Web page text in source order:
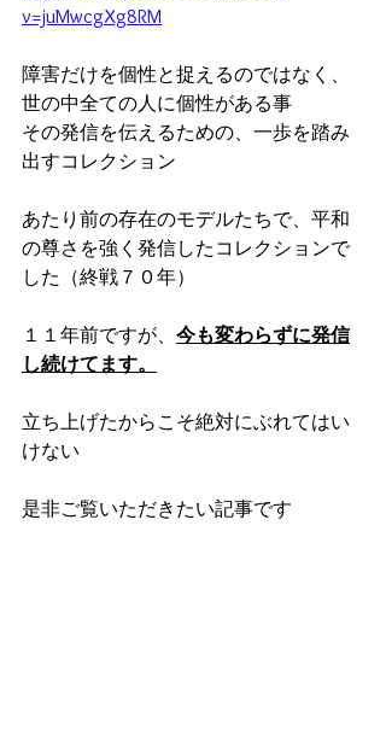
v=juMwcgXg8RM
障害だけを個性と捉えるのではなく、
世の中全ての人に個性がある事
その発信を伝えるための、一歩を踏み
出すコレクション
あたり前の存在のモデルたちで、平和
の尊さを強く発信したコレクションで
した（終戦７０年）
１１年前ですが、 今も変わらずに発信
し続けてます。
立ち上げたからこそ絶対にぶれてはい
けない
是非ご覧いただきたい記事です